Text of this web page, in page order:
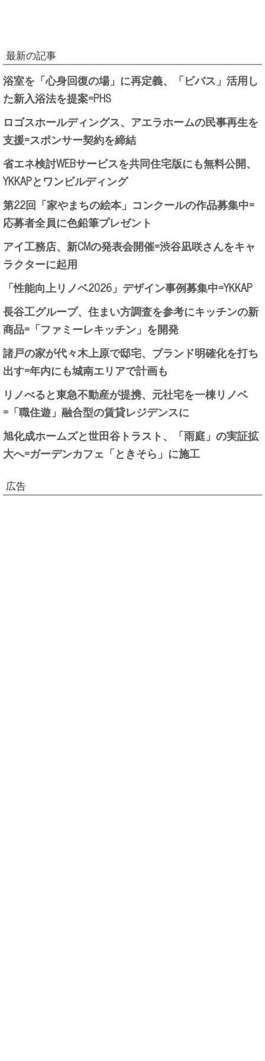
最新の記事
浴室を「心身回復の場」に再定義、「ビバス」活用し
た新入浴法を提案=PHS
ロゴスホールディングス、アエラホームの民事再生を
支援=スポンサー契約を締結
省エネ検討WEBサービスを共同住宅版にも無料公開、
YKKAPとワンビルディング
第22回「家やまちの絵本」コンクールの作品募集中=
応募者全員に色鉛筆プレゼント
アイ工務店、新CMの発表会開催=渋谷凪咲さんをキャ
ラクターに起用
「性能向上リノベ2026」デザイン事例募集中=YKKAP
長谷工グループ、住まい方調査を参考にキッチンの新
商品=「ファミーレキッチン」を開発
諸戸の家が代々木上原で邸宅、ブランド明確化を打ち
出す=年内にも城南エリアで計画も
リノべると東急不動産が提携、元社宅を一棟リノベ
=「職住遊」融合型の賃貸レジデンスに
旭化成ホームズと世田谷トラスト、「雨庭」の実証拡
大へ=ガーデンカフェ「ときそら」に施工
広告